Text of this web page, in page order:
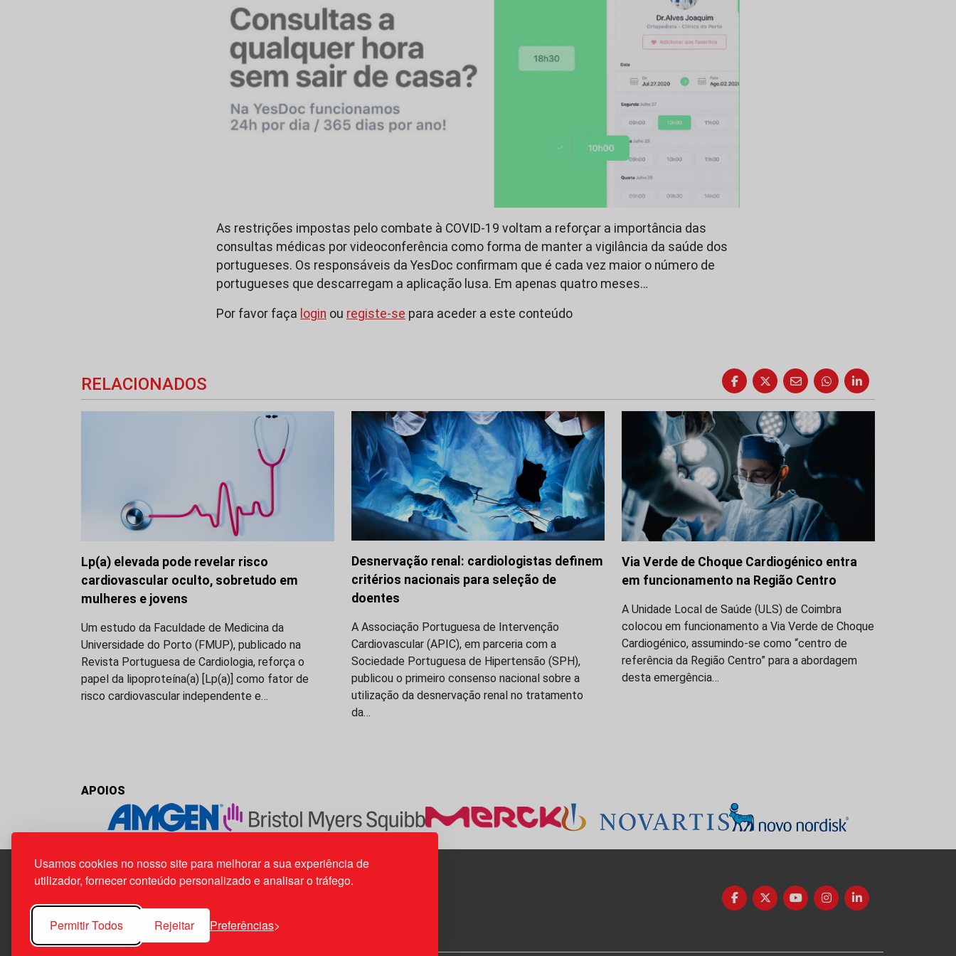
Usamos cookies no nosso site para melhorar a sua experiência de
utilizador, fornecer conteúdo personalizado e analisar o tráfego.
Permitir Todos Rejeitar Preferências
As restrições impostas pelo combate à COVID-19 voltam a reforçar a importância das
consultas médicas por videoconferência como forma de manter a vigilância da saúde dos
portugueses. Os responsáveis da YesDoc confirmam que é cada vez maior o número de
portugueses que descarregam a aplicação lusa. Em apenas quatro meses…
Por favor faça login ou registe-se para aceder a este conteúdo
RELACIONADOS
Lp(a) elevada pode revelar risco
cardiovascular oculto, sobretudo em
mulheres e jovens
Um estudo da Faculdade de Medicina da
Universidade do Porto (FMUP), publicado na
Revista Portuguesa de Cardiologia, reforça o
papel da lipoproteína(a) [Lp(a)] como fator de
risco cardiovascular independente e…
Desnervação renal: cardiologistas definem
critérios nacionais para seleção de
doentes
A Associação Portuguesa de Intervenção
Cardiovascular (APIC), em parceria com a
Sociedade Portuguesa de Hipertensão (SPH),
publicou o primeiro consenso nacional sobre a
utilização da desnervação renal no tratamento
da…
Via Verde de Choque Cardiogénico entra
em funcionamento na Região Centro
A Unidade Local de Saúde (ULS) de Coimbra
colocou em funcionamento a Via Verde de Choque
Cardiogénico, assumindo-se como “centro de
referência da Região Centro” para a abordagem
desta emergência…
APOIOS
1800-282 Lisboa | Portugal
21 850 40 65